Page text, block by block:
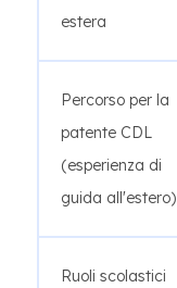
estera
Percorso per la
patente CDL
(esperienza di
guida all'estero)
Ruoli scolastici